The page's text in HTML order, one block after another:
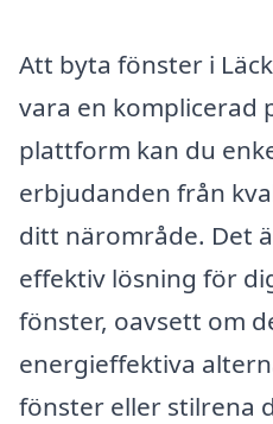
Att byta fönster i
vara en komplicerad
plattform kan du
erbjudanden från
ditt närområde. Det
effektiv lösning för
fönster, oavsett om
energieffektiva
fönster eller stilrena